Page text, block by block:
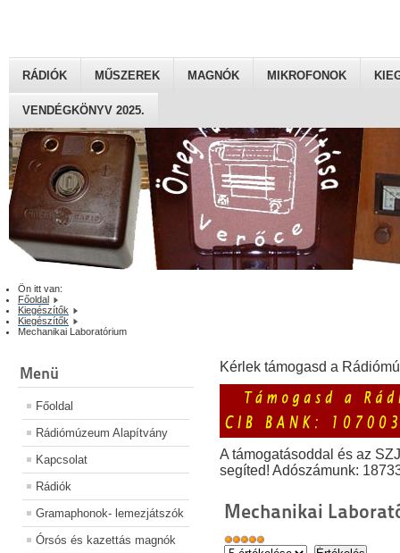
RÁDIÓK MŰSZEREK MAGNÓK MIKROFONOK
VENDÉGKÖNYV 2025.
Ön itt van:
Főoldal
Kiegészítők
Kiegészítők
Mechanikai Laboratórium
Menü
Főoldal
Rádiómúzeum Alapítvány
Kapcsolat
Rádiók
Gramaphonok- lemezjátszók
Órsós és kazettás magnók
Kérlek támogasd a
A támogatásoddal és az
segíted! Adószámunk:
Mechanikai